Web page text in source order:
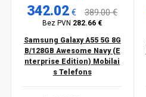
342.02 € 389.00 €
Bez PVN 282.66 €
Samsung Galaxy A55 5G 8G
B/128GB Awesome Navy (E
nterprise Edition) Mobilai
s Telefons